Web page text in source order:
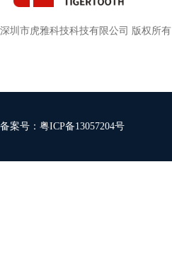
深圳市虎雅科技科技有限公司 版权所有
备案号： 粤ICP备13057204号